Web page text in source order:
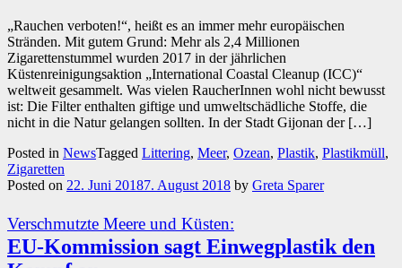
„Rauchen verboten!“, heißt es an immer mehr europäischen
Stränden. Mit gutem Grund: Mehr als 2,4 Millionen
Zigarettenstummel wurden 2017 in der jährlichen
Küstenreinigungsaktion „International Coastal Cleanup (ICC)“
weltweit gesammelt. Was vielen RaucherInnen wohl nicht bewusst
ist: Die Filter enthalten giftige und umweltschädliche Stoffe, die
nicht in die Natur gelangen sollten. In der Stadt Gijonan der […]
Posted in NewsTagged Littering, Meer, Ozean, Plastik, Plastikmüll,
Zigaretten
Posted on 22. Juni 20187. August 2018 by Greta Sparer
Verschmutzte Meere und Küsten:
EU-Kommission sagt Einwegplastik den